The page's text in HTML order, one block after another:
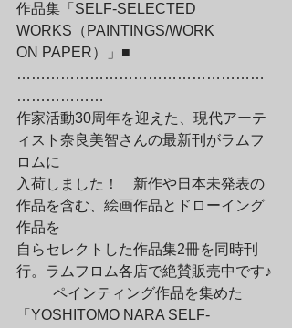
作品集「SELF-SELECTED
WORKS（PAINTINGS/WORK
ON PAPER）」■
……………………………………………
………………
作家活動30周年を迎えた、現代アーテ
ィスト奈良美智さんの最新刊がラムフ
ロムに
入荷しました！　新作や日本未発表の
作品を含む、絵画作品とドローイング
作品を
自らセレクトした作品集2冊を同時刊
行。ラムフロム各店で絶賛販売中です♪
「YOSHITOMO NARA SELF-